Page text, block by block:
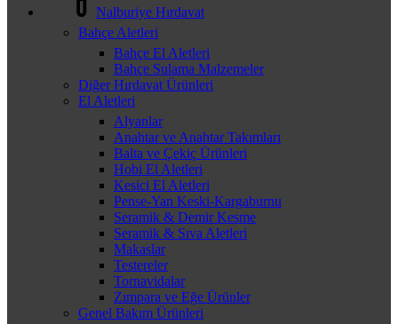
Nalburiye Hırdavat
Bahçe Aletleri
Bahçe El Aletleri
Bahçe Sulama Malzemeler
Diğer Hırdavat Ürünleri
El Aletleri
Alyanlar
Anahtar ve Anahtar Takımları
Balta ve Çekiç Ürünleri
Hobi El Aletleri
Kesici El Aletleri
Pense-Yan Keski-Kargaburnu
Seramik & Demir Kesme
Seramik & Sıva Aletleri
Makaslar
Testereler
Tornavidalar
Zımpara ve Eğe Ürünler
Genel Bakım Ürünleri